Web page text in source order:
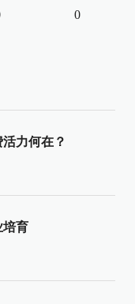
0
力何在？
培育